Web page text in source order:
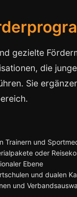
gezielte
die
Sie
Trainern und
oder
Ebene
und dualen
und